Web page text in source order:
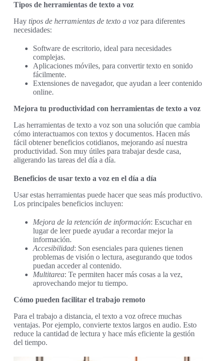
Tipos de herramientas de texto a voz
Hay tipos de herramientas de texto a voz para diferentes
necesidades:
Software de escritorio, ideal para necesidades
complejas.
Aplicaciones móviles, para convertir texto en sonido
fácilmente.
Extensiones de navegador, que ayudan a leer contenido
online.
Mejora tu productividad con herramientas de texto a voz
Las herramientas de texto a voz son una solución que cambia
cómo interactuamos con textos y documentos. Hacen más
fácil obtener beneficios cotidianos, mejorando así nuestra
productividad. Son muy útiles para trabajar desde casa,
aligerando las tareas del día a día.
Beneficios de usar texto a voz en el día a día
Usar estas herramientas puede hacer que seas más productivo.
Los principales beneficios incluyen:
Mejora de la retención de información: Escuchar en
lugar de leer puede ayudar a recordar mejor la
información.
Accesibilidad: Son esenciales para quienes tienen
problemas de visión o lectura, asegurando que todos
puedan acceder al contenido.
Multitarea: Te permiten hacer más cosas a la vez,
aprovechando mejor tu tiempo.
Cómo pueden facilitar el trabajo remoto
Para el trabajo a distancia, el texto a voz ofrece muchas
ventajas. Por ejemplo, convierte textos largos en audio. Esto
reduce la cantidad de lectura y hace más eficiente la gestión
del tiempo.